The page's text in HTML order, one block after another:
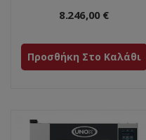
8.246,00 €
Προσθήκη Στο Καλάθι